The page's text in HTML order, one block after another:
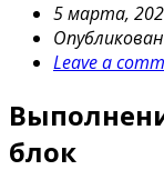
5 марта,
Leave a
блок